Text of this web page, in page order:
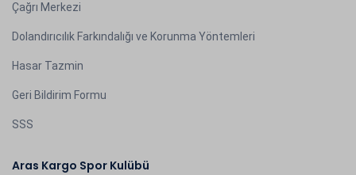
Çağrı Merkezi
Dolandırıcılık Farkındalığı ve Korunma Yöntemleri
Hasar Tazmin
Geri Bildirim Formu
SSS
Aras Kargo Spor Kulübü